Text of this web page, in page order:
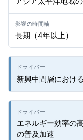
長期（4年以上）
新興中間層におけ
エネルギー効率の
の普及加速